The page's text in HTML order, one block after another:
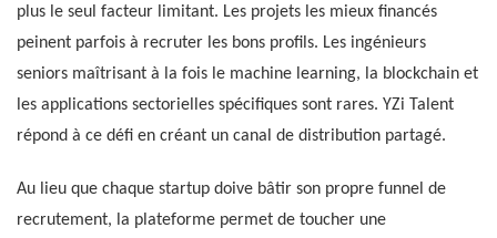
plus le seul facteur limitant. Les projets les mieux financés
peinent parfois à recruter les bons profils. Les ingénieurs
seniors maîtrisant à la fois le machine learning, la blockchain et
les applications sectorielles spécifiques sont rares. YZi Talent
répond à ce défi en créant un canal de distribution partagé.
Au lieu que chaque startup doive bâtir son propre funnel de
recrutement, la plateforme permet de toucher une